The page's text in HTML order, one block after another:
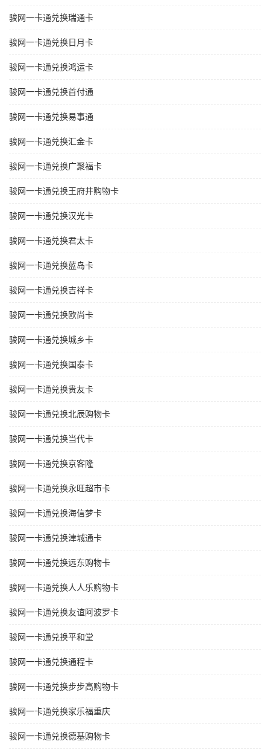
骏网一卡通兑换瑞通卡
骏网一卡通兑换日月卡
骏网一卡通兑换鸿运卡
骏网一卡通兑换首付通
骏网一卡通兑换易事通
骏网一卡通兑换汇金卡
骏网一卡通兑换广聚福卡
骏网一卡通兑换王府井购物卡
骏网一卡通兑换汉光卡
骏网一卡通兑换君太卡
骏网一卡通兑换蓝岛卡
骏网一卡通兑换吉祥卡
骏网一卡通兑换欧尚卡
骏网一卡通兑换城乡卡
骏网一卡通兑换国泰卡
骏网一卡通兑换贵友卡
骏网一卡通兑换北辰购物卡
骏网一卡通兑换当代卡
骏网一卡通兑换京客隆
骏网一卡通兑换永旺超市卡
骏网一卡通兑换海信梦卡
骏网一卡通兑换津城通卡
骏网一卡通兑换远东购物卡
骏网一卡通兑换人人乐购物卡
骏网一卡通兑换友谊阿波罗卡
骏网一卡通兑换平和堂
骏网一卡通兑换通程卡
骏网一卡通兑换步步高购物卡
骏网一卡通兑换家乐福重庆
骏网一卡通兑换德基购物卡